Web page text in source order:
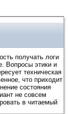
получать логи
Вопросы этики и
техническая
что приходит
состояния
не совсем
в читаемый